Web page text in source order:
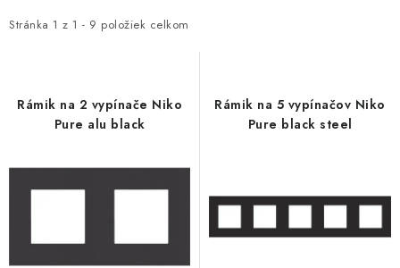
OBCHOD
ČINNOSTI
REFERENCIE
ELEKTROMEROVÉ ROZVÁDZAČE
i
Stránka 1 z 1 - 9 položiek celkom
e
eRámik na 2 vypínače Niko
Pure alu black
Rámik na 5 vypínačov Niko
Pure black steel